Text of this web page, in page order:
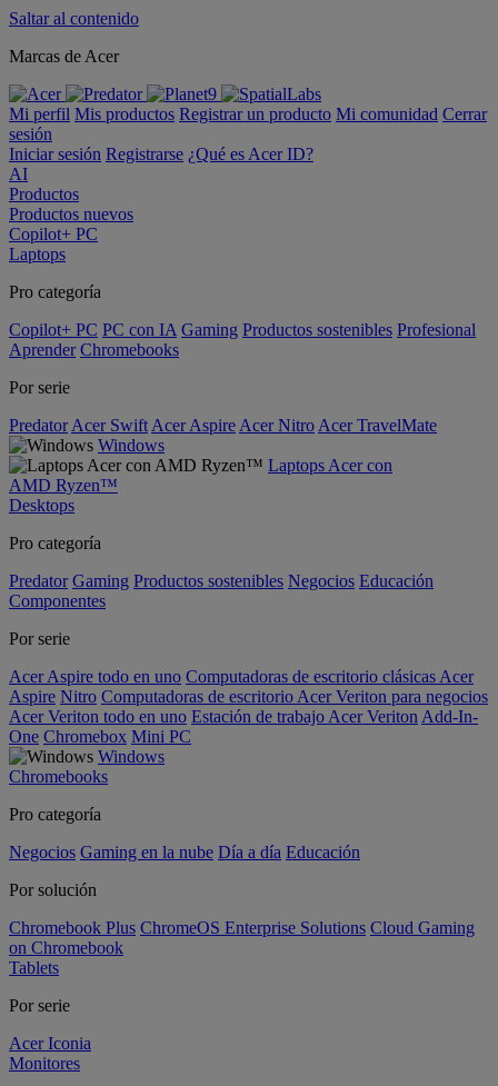
Saltar al contenido
Marcas de Acer
Mi perfil Mis productos Registrar un producto Mi comunidad Cerrar
sesión
Iniciar sesión Registrarse ¿Qué es Acer ID?
AI
Productos
Productos nuevos
Copilot+ PC
Laptops
Pro categoría
Copilot+ PC PC con IA Gaming Productos sostenibles Profesional
Aprender Chromebooks
Por serie
Predator Acer Swift Acer Aspire Acer Nitro Acer TravelMate
Windows
Laptops Acer con
AMD Ryzen™
Desktops
Pro categoría
Predator Gaming Productos sostenibles Negocios Educación
Componentes
Por serie
Acer Aspire todo en uno Computadoras de escritorio clásicas Acer
Aspire Nitro Computadoras de escritorio Acer Veriton para negocios
Acer Veriton todo en uno Estación de trabajo Acer Veriton Add-In-
One Chromebox Mini PC
Windows
Chromebooks
Pro categoría
Negocios Gaming en la nube Día a día Educación
Por solución
Chromebook Plus ChromeOS Enterprise Solutions Cloud Gaming
on Chromebook
Tablets
Por serie
Acer Iconia
Monitores